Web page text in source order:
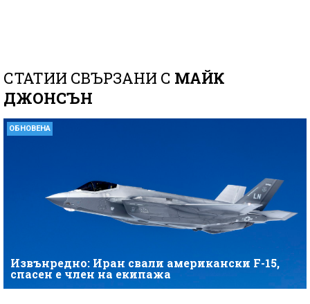
СТАТИИ СВЪРЗАНИ С МАЙК
ДЖОНСЪН
Извънредно: Иран свали американски F-15,
спасен е член на екипажа
ОБНОВЕНА